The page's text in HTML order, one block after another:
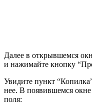
Далее в открывшемся
и нажимайте кнопку
Увидите пункт
нее. В появившемся
поля: